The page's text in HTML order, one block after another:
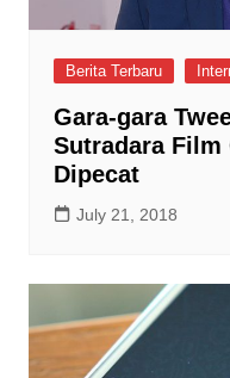
Berita Terbaru
Gara-gara
Sutradara Film
Dipecat
July 21, 2018